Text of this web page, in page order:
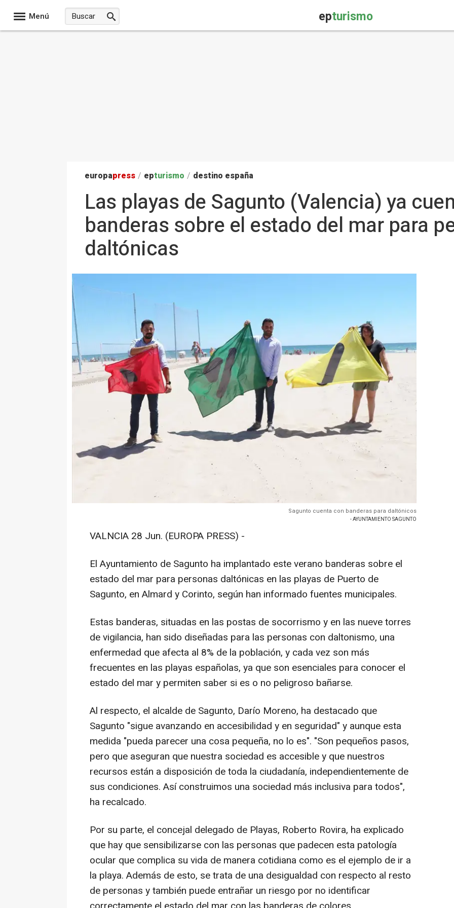
Menú epturismo
europapress / epturismo / destino españa
Las playas de Sagunto (Valencia) ya
banderas sobre el estado del mar para
daltónicas
Sagunto cuenta con banderas para daltónicos
- AYUNTAMIENTO SAGUNTO
VALNCIA 28 Jun. (EUROPA PRESS) -
El Ayuntamiento de Sagunto ha implantado este verano banderas sobre el
estado del mar para personas daltónicas en las playas de Puerto de
Sagunto, en Almard y Corinto, según han informado fuentes municipales.
Estas banderas, situadas en las postas de socorrismo y en las nueve torres
de vigilancia, han sido diseñadas para las personas con daltonismo, una
enfermedad que afecta al 8% de la población, y cada vez son más
frecuentes en las playas españolas, ya que son esenciales para conocer el
estado del mar y permiten saber si es o no peligroso bañarse.
Al respecto, el alcalde de Sagunto, Darío Moreno, ha destacado que
Sagunto "sigue avanzando en accesibilidad y en seguridad" y aunque esta
medida "pueda parecer una cosa pequeña, no lo es". "Son pequeños pasos,
pero que aseguran que nuestra sociedad es accesible y que nuestros
recursos están a disposición de toda la ciudadanía, independientemente de
sus condiciones. Así construimos una sociedad más inclusiva para todos",
ha recalcado.
Por su parte, el concejal delegado de Playas, Roberto Rovira, ha explicado
que hay que sensibilizarse con las personas que padecen esta patología
ocular que complica su vida de manera cotidiana como es el ejemplo de ir a
la playa. Además de esto, se trata de una desigualdad con respecto al resto
de personas y también puede entrañar un riesgo por no identificar